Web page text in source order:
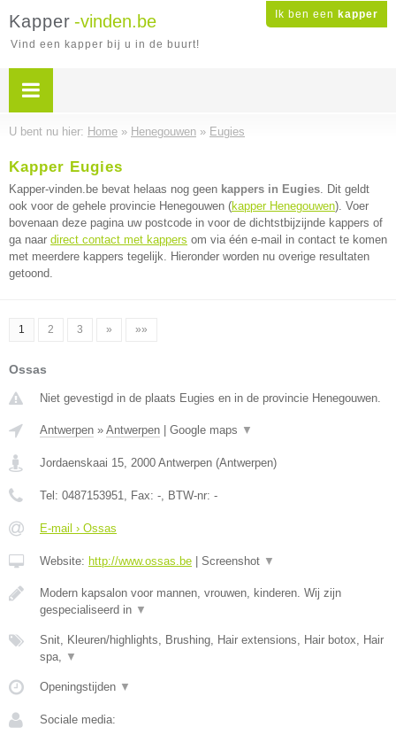
Ik ben een kapper
Kapper -vinden.be
Vind een kapper bij u in de buurt!
U bent nu hier: Home » Henegouwen » Eugies
Kapper Eugies
Kapper-vinden.be bevat helaas nog geen kappers in Eugies. Dit geldt
ook voor de gehele provincie Henegouwen (kapper Henegouwen). Voer
bovenaan deze pagina uw postcode in voor de dichtstbijzijnde kappers of
ga naar direct contact met kappers om via één e-mail in contact te komen
met meerdere kappers tegelijk. Hieronder worden nu overige resultaten
getoond.
1 2 3 » »»
Ossas
Niet gevestigd in de plaats Eugies en in de provincie Henegouwen.
Antwerpen » Antwerpen Google maps ▼
Jordaenskaai 15, 2000 Antwerpen (Antwerpen)
Tel: 0487153951, Fax: -, BTW-nr: -
E-mail › Ossas
Website: http://www.ossas.be Screenshot ▼
Modern kapsalon voor mannen, vrouwen, kinderen. Wij zijn
gespecialiseerd in ▼
Snit, Kleuren/highlights, Brushing, Hair extensions, Hair botox, Hair
spa, ▼
Openingstijden ▼
Sociale media: